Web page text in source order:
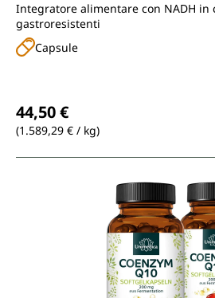
Integratore alimentare con NADH in
gastroresistenti
Capsule
44,50 €
(1.589,29 € / kg)